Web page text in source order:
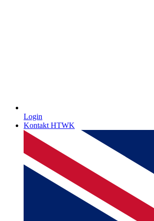
Login
Kontakt HTWK